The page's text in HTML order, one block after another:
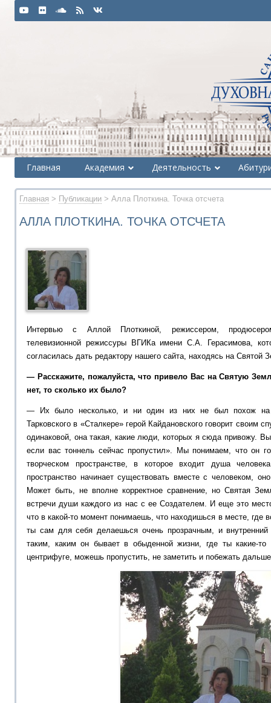
Главная Академия Деятельность
Главная > Публикации > Алла Плоткина. Точка отсчета
АЛЛА ПЛОТКИНА. ТОЧКА ОТСЧЕТА
Интервью с Аллой Плоткиной, режиссером,
телевизионной режиссуры ВГИКа имени С.А. Герасимова,
согласилась дать редактору нашего сайта, находясь на Святой
— Расскажите, пожалуйста, что привело Вас на Святую
нет, то сколько их было?
— Их было несколько, и ни один из них не был похож
Тарковского в «Сталкере» герой Кайдановского говорит своим
одинаковой, она такая, какие люди, которых я сюда привожу.
если вас тоннель сейчас пропустил». Мы понимаем, что он
творческом пространстве, в которое входит душа
пространство начинает существовать вместе с человеком,
Может быть, не вполне корректное сравнение, но Святая
встречи души каждого из нас с ее Создателем. И еще это
что в какой-то момент понимаешь, что находишься в месте, где
ты сам для себя делаешься очень прозрачным, и
таким, каким он бывает в обыденной жизни, где ты какие-
центрифуге, можешь пропустить, не заметить и побежать